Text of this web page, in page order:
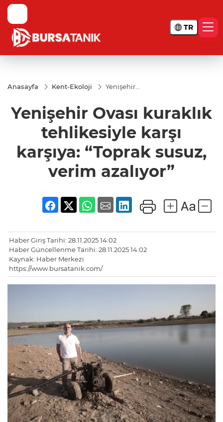
TR
Anasayfa Kent-Ekoloji
Yenişehir
tehlikesiyle
karşı
karşıya:
“Toprak
susuz,
verim
azalıyor”
Yenişehir Ovası kuraklık
tehlikesiyle karşı
karşıya: “Toprak susuz,
verim azalıyor”
Haber Giriş Tarihi: 28.11.2025 14:02
Haber Güncellenme Tarihi: 28.11.2025 14:02
Kaynak: Haber Merkezi
https://www.bursatanik.com/